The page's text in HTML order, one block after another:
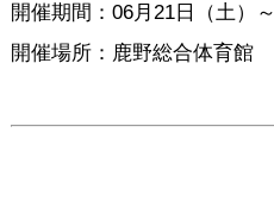
開催期間：06月21日（土）～
開催場所：鹿野総合体育館